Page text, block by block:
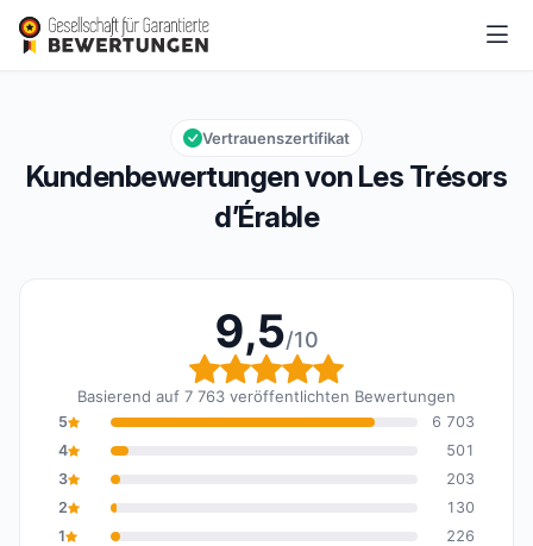
Les Trésors d’Érable
Gesamtbewertung: 9,5 von 10
9,5/10
Kundenbewertungen von Les Trésors
d’Érable
Vertrauenszertifikat
9,5/10
Gesamtbewertung: 9,5
Basierend auf 7 763 veröffentlichten Bewertungen
5
6 703
4
501
3
203
2
130
1
226